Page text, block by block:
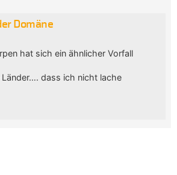
Domäne
hat sich ein ähnlicher Vorfall
dass ich nicht lache